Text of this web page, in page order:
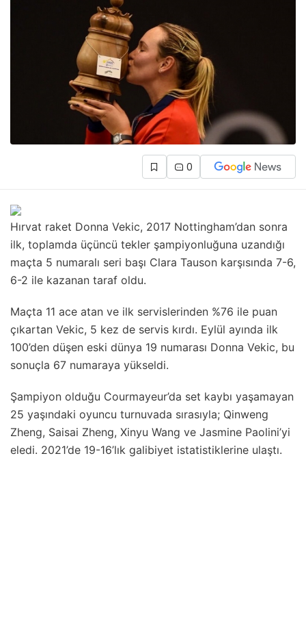
0
Hırvat raket Donna Vekic, 2017 Nottingham’dan sonra
ilk, toplamda üçüncü tekler şampiyonluğuna uzandığı
maçta 5 numaralı seri başı Clara Tauson karşısında 7-6,
6-2 ile kazanan taraf oldu.
Maçta 11 ace atan ve ilk servislerinden %76 ile puan
çıkartan Vekic, 5 kez de servis kırdı. Eylül ayında ilk
100’den düşen eski dünya 19 numarası Donna Vekic, bu
sonuçla 67 numaraya yükseldi.
Şampiyon olduğu Courmayeur’da set kaybı yaşamayan
25 yaşındaki oyuncu turnuvada sırasıyla; Qinweng
Zheng, Saisai Zheng, Xinyu Wang ve Jasmine Paolini’yi
eledi. 2021’de 19-16’lık galibiyet istatistiklerine ulaştı.